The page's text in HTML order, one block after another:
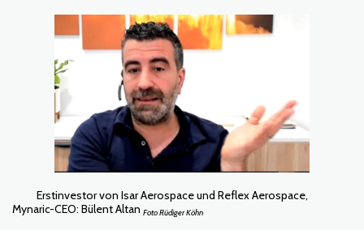
Erstinvestor von Isar Aerospace und Reflex Aerospace,
Mynaric-CEO: Bülent Altan Foto Rüdiger Köhn